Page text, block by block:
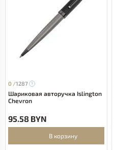
0 /1287
Шариковая авторучка Islington
Chevron
95.58 BYN
В корзину